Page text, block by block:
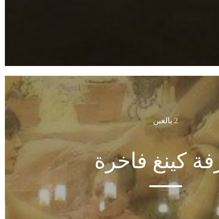
2 بالغين
كينغ فاخرة